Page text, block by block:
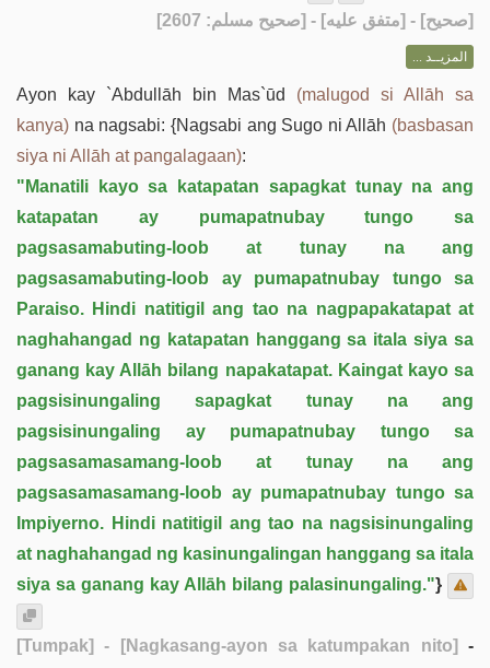
[صحيح] - [متفق عليه] - [صحيح مسلم: 2607]
المزيــد ...
Ayon kay `Abdullāh bin Mas`ūd (malugod si Allāh sa
kanya) na nagsabi: {Nagsabi ang Sugo ni Allāh (basbasan
siya ni Allāh at pangalagaan):
"Manatili kayo sa katapatan sapagkat tunay na ang
katapatan ay pumapatnubay tungo sa
pagsasamabuting-loob at tunay na ang
pagsasamabuting-loob ay pumapatnubay tungo sa
Paraiso. Hindi natitigil ang tao na nagpapakatapat at
naghahangad ng katapatan hanggang sa itala siya sa
ganang kay Allāh bilang napakatapat. Kaingat kayo sa
pagsisinungaling sapagkat tunay na ang
pagsisinungaling ay pumapatnubay tungo sa
pagsasamasamang-loob at tunay na ang
pagsasamasamang-loob ay pumapatnubay tungo sa
Impiyerno. Hindi natitigil ang tao na nagsisinungaling
at naghahangad ng kasinungalingan hanggang sa itala
siya sa ganang kay Allāh bilang palasinungaling."}
[Tumpak] - [Nagkasang-ayon sa katumpakan nito] -